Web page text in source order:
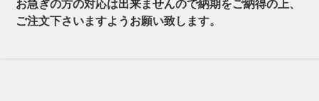
お急ぎの方の対応は出来ませんので納期をご納得の上、
ご注文下さいますようお願い致します。